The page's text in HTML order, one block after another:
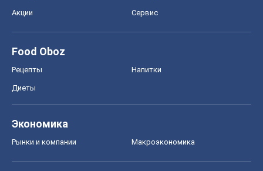
Акции Сервис
Food Oboz
Рецепты Напитки
Диеты
Экономика
Рынки и компании Mакроэкономика